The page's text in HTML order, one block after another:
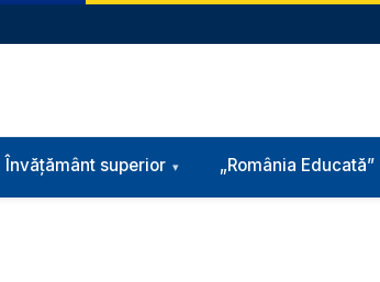
Învățământ superior „România Educată”